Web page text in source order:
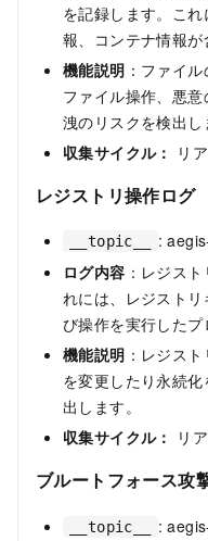
を記録します。こ
報、コンテナ情報が
機能説明 ：ファイ
ファイル操作、悪
洩のリスクを検出し
収集サイクル：
リ
レジストリ操作ログ
__topic__
:
ログ内容 ：レジス
れには、レジスト
び操作を実行したプ
機能説明 ：レジス
を変更したり永続
出します。
収集サイクル：
リ
ブルートフォース攻
__topic__
: